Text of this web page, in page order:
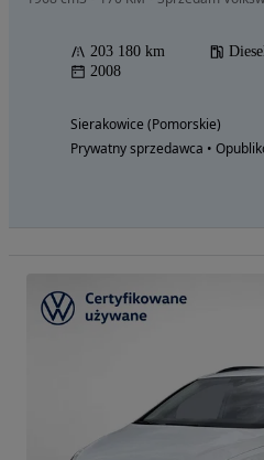
203 180 km Diesel
2008
Sierakowice (Pomorskie)
Prywatny sprzedawca •